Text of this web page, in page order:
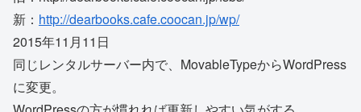
新： http://dearbooks.cafe.coocan.jp/wp/
2015年11月11日
同じレンタルサーバー内で、MovableTypeからWordPress
に変更。